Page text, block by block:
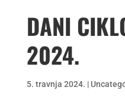
DANI
2024.
5. travnja 2024. |